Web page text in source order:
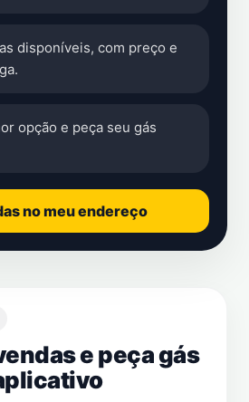
disponíveis, com preço e
opção e peça seu gás
no meu endereço
e peça gás